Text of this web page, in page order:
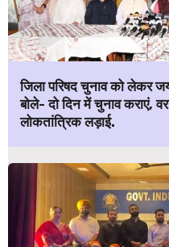
जिला परिषद चुनाव को लेकर
बोले- दो दिन में चुनाव कराएं,
लोकतांत्रिक लड़ाई.